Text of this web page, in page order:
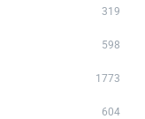
319
598
1773
604